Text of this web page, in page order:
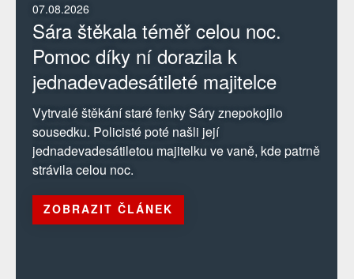
07.08.2026
Sára štěkala téměř celou noc.
Pomoc díky ní dorazila k
jednadevadesátileté majitelce
Vytrvalé štěkání staré fenky Sáry znepokojilo
sousedku. Policisté poté našli její
jednadevadesátiletou majitelku ve vaně, kde patrně
strávila celou noc.
ZOBRAZIT ČLÁNEK